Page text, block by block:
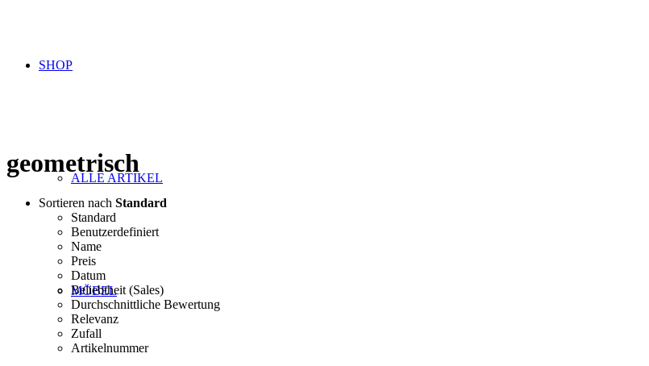
SHOP
ALLE ARTIKEL
MÖBEL
geometrisch
Sortieren nach Standard
Standard
Benutzerdefiniert
Name
Preis
Datum
Beliebtheit (Sales)
Durchschnittliche Bewertung
Relevanz
Zufall
Artikelnummer